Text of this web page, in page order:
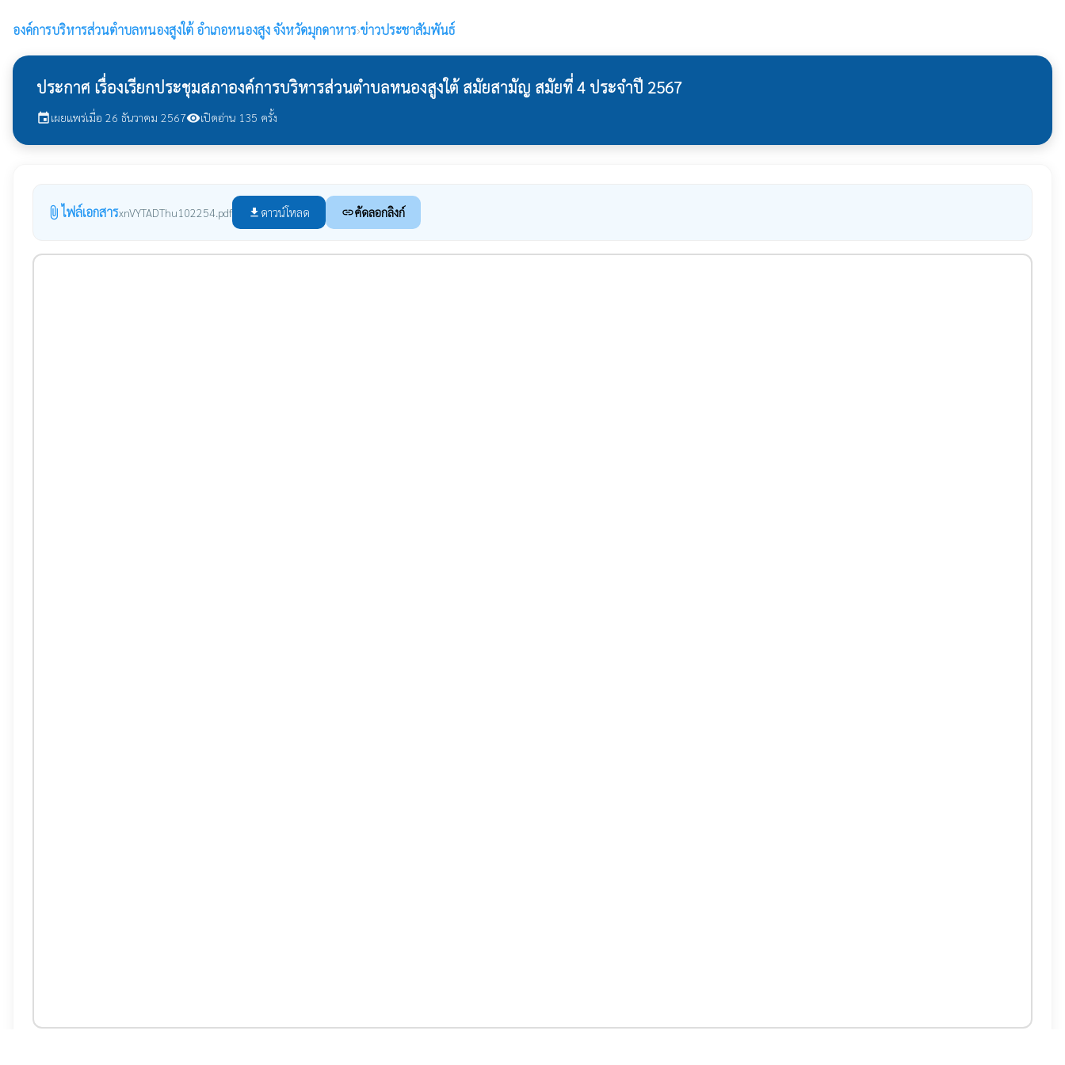
องค์การบริหารส่วนตำบลหนองสูงใต้ อำเภอหนองสูง จังหวัดมุกดาหาร›ข่าวประชาสัมพันธ์
ประกาศ เรื่องเรียกประชุมสภาองค์การบริหารส่วนตำบลหนองสูงใต้ สมัยสามัญ สมัยที่ 4 ประจำปี 2567
eventเผยแพร่เมื่อ 26 ธันวาคม 2567visibilityเปิดอ่าน 135 ครั้ง
attach_file ไฟล์เอกสารxnVYTADThu102254.pdf file_download ดาวน์โหลด linkคัดลอกลิงก์